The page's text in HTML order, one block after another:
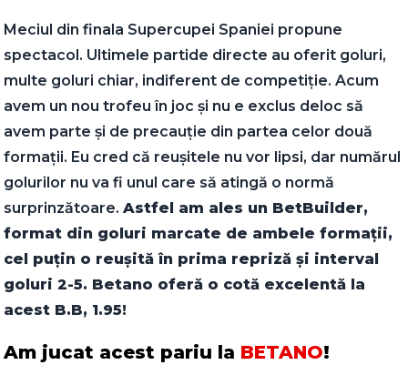
Meciul din finala Supercupei Spaniei propune
spectacol. Ultimele partide directe au oferit goluri,
multe goluri chiar, indiferent de competiție. Acum
avem un nou trofeu în joc și nu e exclus deloc să
avem parte și de precauție din partea celor două
formații. Eu cred că reușitele nu vor lipsi, dar numărul
golurilor nu va fi unul care să atingă o normă
surprinzătoare. Astfel am ales un BetBuilder,
format din goluri marcate de ambele formații,
cel puțin o reușită în prima repriză și interval
goluri 2-5. Betano oferă o cotă excelentă la
acest B.B, 1.95!
Am jucat acest pariu la BETANO!